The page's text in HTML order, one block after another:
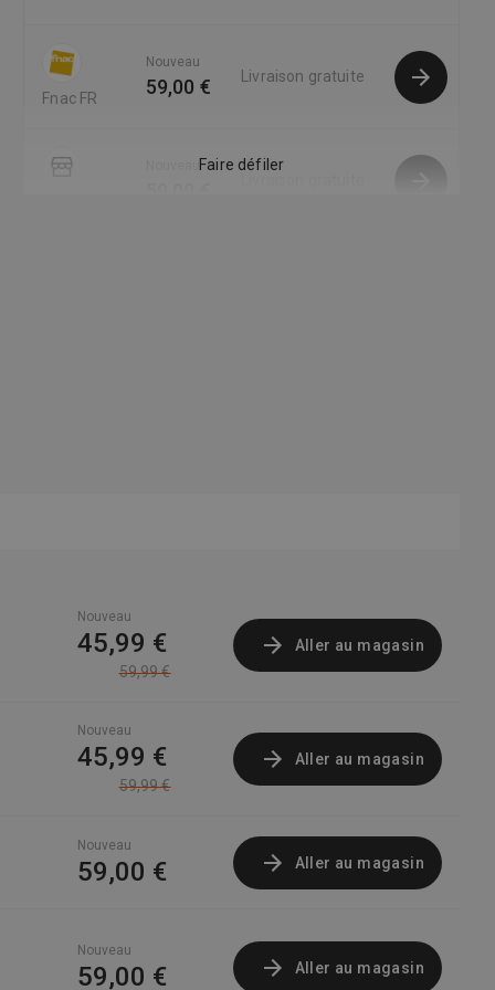
Fnac FR
Nouveau
59,00 € Livraison gratuite
Faire défiler
Nouveau
45,99 €
59,99 €
Aller au magasin
Nouveau
45,99 €
59,99 €
Aller au magasin
Nouveau
59,00 € Aller au magasin
Nouveau
59,00 € Aller au magasin